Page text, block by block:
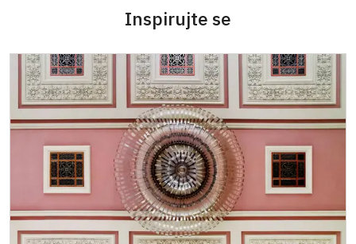
Inspirujte se